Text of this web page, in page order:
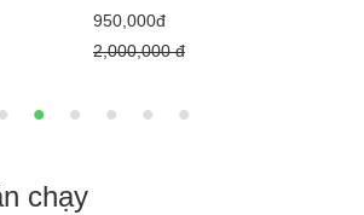
950,000đ
2,000,000 đ
chạy